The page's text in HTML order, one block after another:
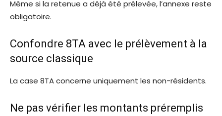
Même si la retenue a déjà été prélevée, l’annexe reste
obligatoire.
Confondre 8TA avec le prélèvement à la
source classique
La case 8TA concerne uniquement les non-résidents.
Ne pas vérifier les montants préremplis